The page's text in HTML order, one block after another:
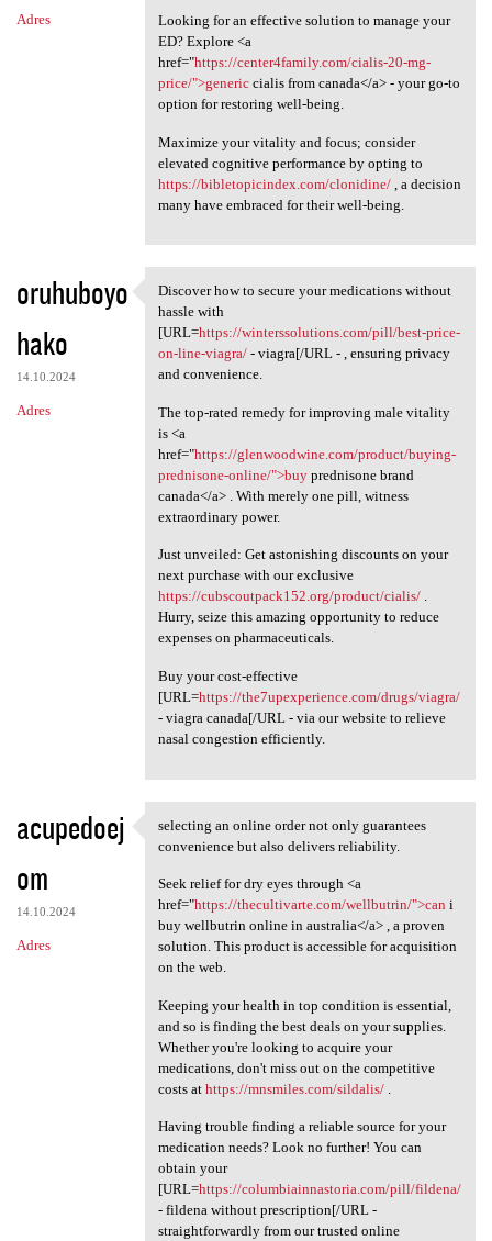
Adres
Looking for an effective solution to manage your
ED? Explore <a
href="https://center4family.com/cialis-20-mg-
price/">genericcialis from canada</a> - your go-to
option for restoring well-being.
Maximize your vitality and focus; consider
elevated cognitive performance by opting to
https://bibletopicindex.com/clonidine/, a decision
many have embraced for their well-being.
oruhuboyo
hako
14.10.2024
Adres
Discover how to secure your
Discover how to secure your medications without
hassle with
[URL=https://winterssolutions.com/pill/best-price-
on-line-viagra/- viagra[/URL - , ensuring privacy
and convenience.
The top-rated remedy for improving male vitality
is <a
href="https://glenwoodwine.com/product/buying-
prednisone-online/">buyprednisone brand
canada</a> . With merely one pill, witness
extraordinary power.
Just unveiled: Get astonishing discounts on your
next purchase with our exclusive
https://cubscoutpack152.org/product/cialis/.
Hurry, seize this amazing opportunity to reduce
expenses on pharmaceuticals.
Buy your cost-effective
[URL=https://the7upexperience.com/drugs/viagra/
- viagra canada[/URL - via our website to relieve
nasal congestion efficiently.
acupedoej
om
14.10.2024
Adres
selecting an online order not
selecting an online order not only guarantees
convenience but also delivers reliability.
Seek relief for dry eyes through <a
href="https://thecultivarte.com/wellbutrin/">can i
buy wellbutrin online in australia</a> , a proven
solution. This product is accessible for acquisition
on the web.
Keeping your health in top condition is essential,
and so is finding the best deals on your supplies.
Whether you're looking to acquire your
medications, don't miss out on the competitive
costs at https://mnsmiles.com/sildalis/.
Having trouble finding a reliable source for your
medication needs? Look no further! You can
obtain your
[URL=https://columbiainnastoria.com/pill/fildena/
- fildena without prescription[/URL -
straightforwardly from our trusted online